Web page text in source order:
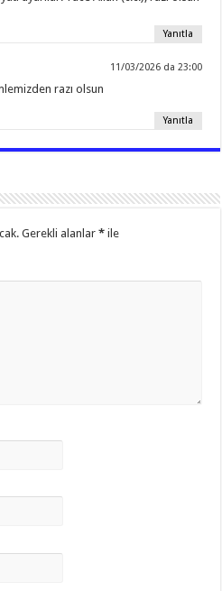
Yanıtla
11/03/2026 da 23:00
razı olsun
Yanıtla
Gerekli alanlar* ile